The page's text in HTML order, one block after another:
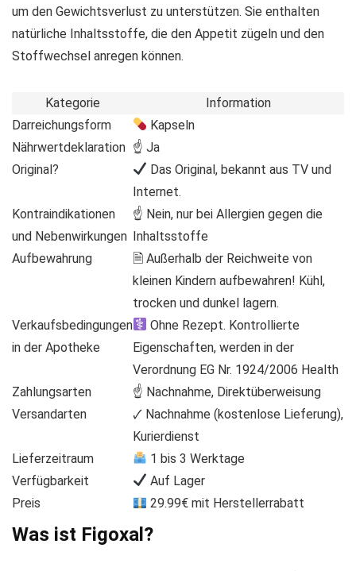
um den Gewichtsverlust zu unterstützen. Sie enthalten
natürliche Inhaltsstoffe, die den Appetit zügeln und den
Stoffwechsel anregen können.
Kategorie
Information
Darreichungsform
Kapseln
Nährwertdeklaration ☝ Ja
Original?
Das Original, bekannt aus TV und
Internet.
Kontraindikationen
und Nebenwirkungen
☝ Nein, nur bei Allergien gegen die
Inhaltsstoffe
Aufbewahrung
🗎 Außerhalb der Reichweite von
kleinen Kindern aufbewahren! Kühl,
trocken und dunkel lagern.
Verkaufsbedingungen
in der Apotheke
Ohne Rezept. Kontrollierte
Eigenschaften, werden in der
Verordnung EG Nr. 1924/2006 Health
Zahlungsarten
☝ Nachnahme, Direktüberweisung
Versandarten
🗸 Nachnahme (kostenlose Lieferung),
Kurierdienst
Lieferzeitraum
1 bis 3 Werktage
Verfügbarkeit
Auf Lager
Preis
29.99€ mit Herstellerrabatt
Was ist Figoxal?